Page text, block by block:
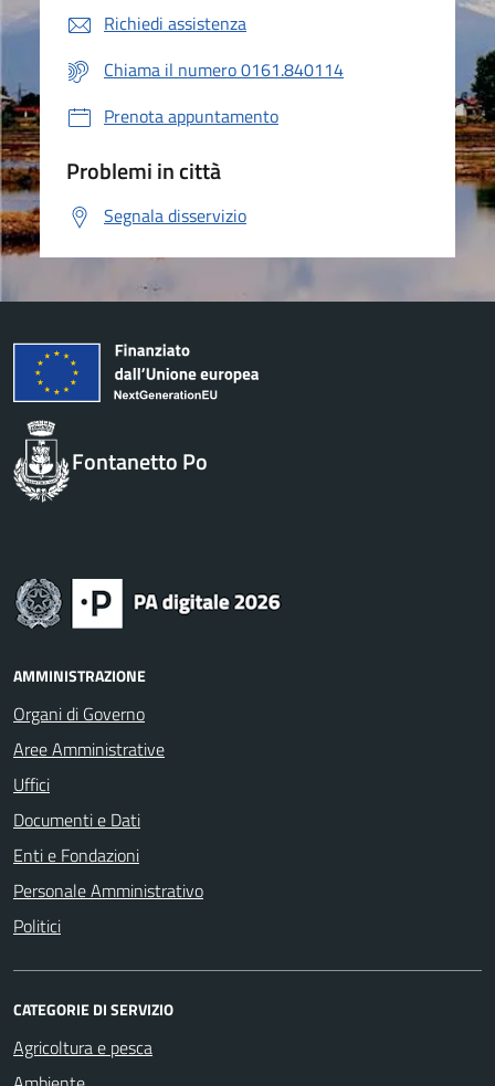
Richiedi assistenza
Chiama il numero 0161.840114
Prenota appuntamento
Problemi in città
Segnala disservizio
Fontanetto Po
AMMINISTRAZIONE
Organi di Governo
Aree Amministrative
Uffici
Documenti e Dati
Enti e Fondazioni
Personale Amministrativo
Politici
CATEGORIE DI SERVIZIO
Agricoltura e pesca